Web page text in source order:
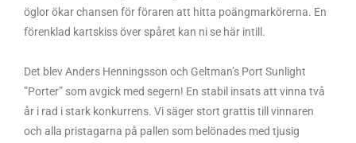
öglor ökar chansen för föraren att hitta poängmarkörerna. En
förenklad kartskiss över spåret kan ni se här intill.
Det blev Anders Henningsson och Geltman’s Port Sunlight
”Porter” som avgick med segern! En stabil insats att vinna två
år i rad i stark konkurrens. Vi säger stort grattis till vinnaren
och alla pristagarna på pallen som belönades med tjusig